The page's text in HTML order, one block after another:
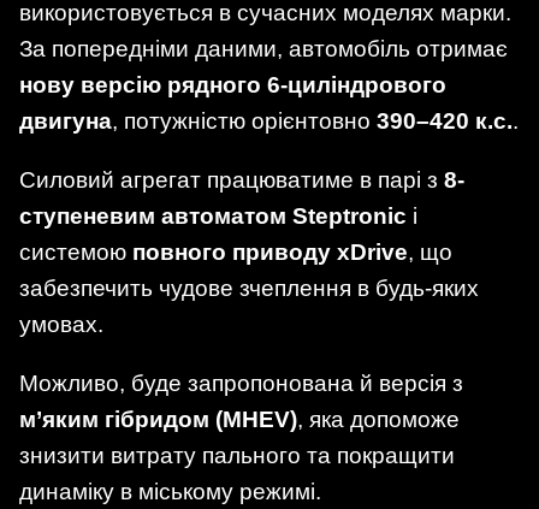
використовується в сучасних моделях марки.
За попередніми даними, автомобіль отримає
нову версію рядного 6-циліндрового
двигуна, потужністю орієнтовно 390–420 к.с..
Силовий агрегат працюватиме в парі з 8-
ступеневим автоматом Steptronic і
системою повного приводу xDrive, що
забезпечить чудове зчеплення в будь-яких
умовах.
Можливо, буде запропонована й версія з
м’яким гібридом (MHEV), яка допоможе
знизити витрату пального та покращити
динаміку в міському режимі.